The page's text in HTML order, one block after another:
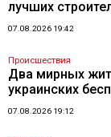
лучших
07.08.2026 19:42
Происшествия
Два мирных
украинских
07.08.2026 19:12